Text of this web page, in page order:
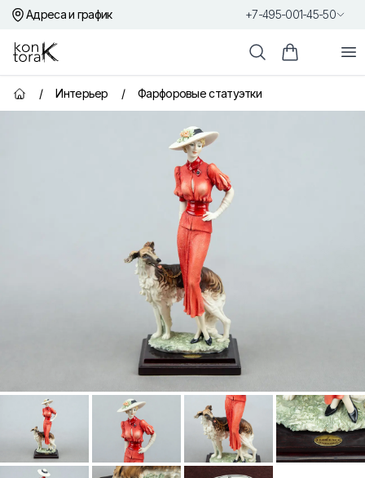
Адреса и график +7-495-001-45-50
Контора К
ПоискКорзина
Главная страница
/ Интерьер / Фарфоровые статуэтки